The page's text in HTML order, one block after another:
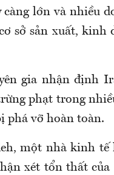
càng lớn và nhiều
sở sản xuất,
gia nhận định
phạt trong
phá vỡ hoàn toàn.
một nhà kinh
xét tổn thất